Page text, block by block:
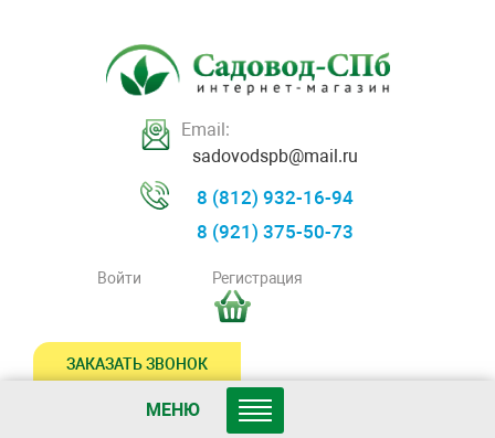
Email:
sadovodspb@mail.ru
8 (812) 932-16-94
8 (921) 375-50-73
Войти Регистрация
ЗАКАЗАТЬ ЗВОНОК
МЕНЮ